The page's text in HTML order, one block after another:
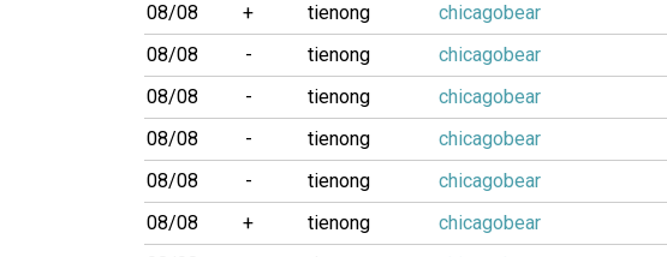
08/08
+ tienong
chicagobear
08/08
- tienong
chicagobear
08/08
- tienong
chicagobear
08/08
- tienong
chicagobear
08/08
- tienong
chicagobear
08/08
+ tienong
chicagobear